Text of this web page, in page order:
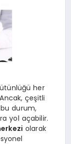
her
çeşitli
durum,
yol açabilir.
olarak